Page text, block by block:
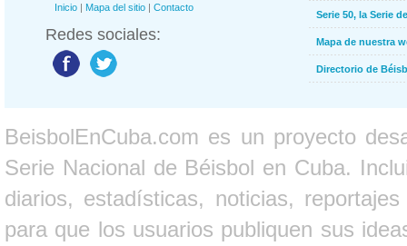
Inicio | Mapa del sitio | Contacto
Redes sociales:
Serie 50, la Serie
Mapa de nuestra
Directorio de
BeisbolEnCuba.com es un proyecto
Serie Nacional de Béisbol en Cuba.
diarios, estadísticas, noticias,
para que los usuarios publiquen sus